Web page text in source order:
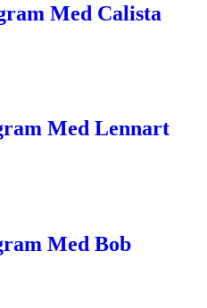
Med Calista
Med Lennart
Med Bob